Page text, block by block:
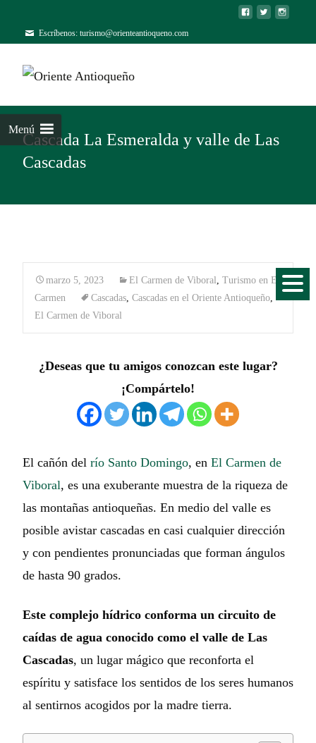
Escríbenos: turismo@orienteantioqueno.com
Menú
Cascada La Esmeralda y valle de Las
Cascadas
marzo 5, 2023 El Carmen de Viboral , Turismo en El
Carmen
Cascadas, Cascadas en el Oriente Antioqueño,
El Carmen de Viboral
¿Deseas que tu amigos conozcan este lugar?
¡Compártelo!
El cañón del río Santo Domingo, en El Carmen de
Viboral, es una exuberante muestra de la riqueza de
las montañas antioqueñas. En medio del valle es
posible avistar cascadas en casi cualquier dirección
y con pendientes pronunciadas que forman ángulos
de hasta 90 grados.
Este complejo hídrico conforma un circuito de
caídas de agua conocido como el valle de Las
Cascadas, un lugar mágico que reconforta el
espíritu y satisface los sentidos de los seres humanos
al sentirnos acogidos por la madre tierra.